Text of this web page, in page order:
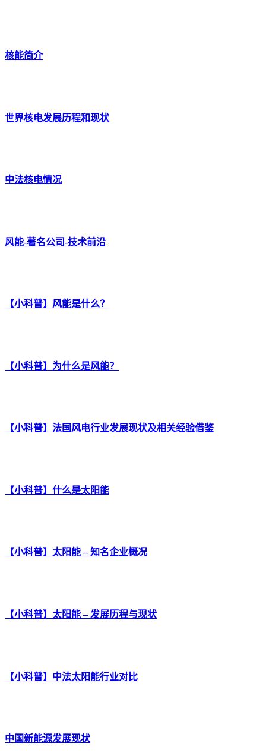
核能简介
世界核电发展历程和现状
中法核电情况
风能-著名公司-技术前沿
【小科普】风能是什么？
【小科普】为什么是风能？
【小科普】法国风电行业发展现状及相关经验借鉴
【小科普】什么是太阳能
【小科普】太阳能 – 知名企业概况
【小科普】太阳能 – 发展历程与现状
【小科普】中法太阳能行业对比
中国新能源发展现状